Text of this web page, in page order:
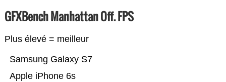
GFXBench Manhattan Off. FPS
Plus élevé = meilleur
Apple iPhone 6s
Samsung Galaxy S7